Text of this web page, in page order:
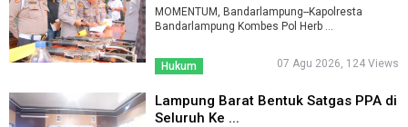
MOMENTUM, Bandarlampung--Kapolresta
Bandarlampung Kombes Pol Herb ...
Hukum 07 Agu 2026, 124 Views
Lampung Barat Bentuk Satgas PPA di
Seluruh Ke ...